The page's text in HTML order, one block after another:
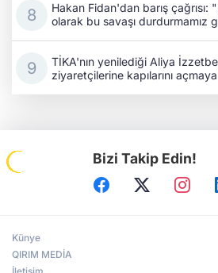
Hakan Fidan'dan barış çağrısı:
olarak bu savaşı durdurmamız
TİKA'nın yenilediği Aliya
ziyaretçilerine kapılarını
Bizi Takip Edin!
Künye
QIRIM MEDİA